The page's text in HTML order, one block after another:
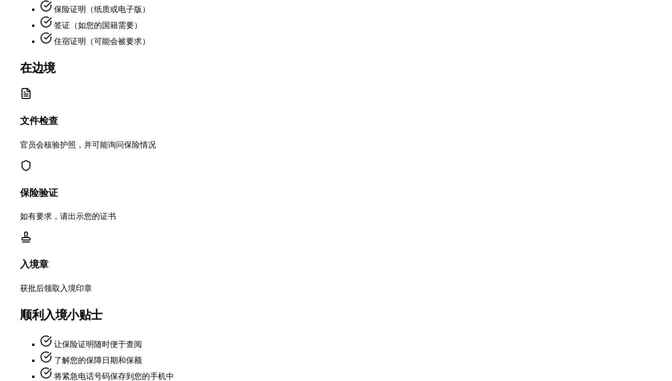
保险证明（纸质或电子版）
签证（如您的国籍需要）
住宿证明（可能会被要求）
在边境
文件检查
官员会核验护照，并可能询问保险情况
保险验证
如有要求，请出示您的证书
入境章
获批后领取入境印章
顺利入境小贴士
让保险证明随时便于查阅
了解您的保障日期和保额
将紧急电话号码保存到您的手机中